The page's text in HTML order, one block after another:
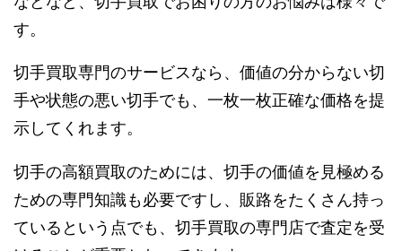
す。
切手買取専門のサービスなら、価値の分からない切
手や状態の悪い切手でも、一枚一枚正確な価格を提
示してくれます。
切手の高額買取のためには、切手の価値を見極める
ための専門知識も必要ですし、販路をたくさん持っ
ているという点でも、切手買取の専門店で査定を受